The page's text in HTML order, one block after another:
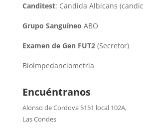
Canditest: Candida Albicans
Grupo Sanguíneo ABO
Examen de Gen FUT2(Secretor)
Bioimpedanciometría
Encuéntranos
Alonso de Cordova 5151 local 102A,
Las Condes